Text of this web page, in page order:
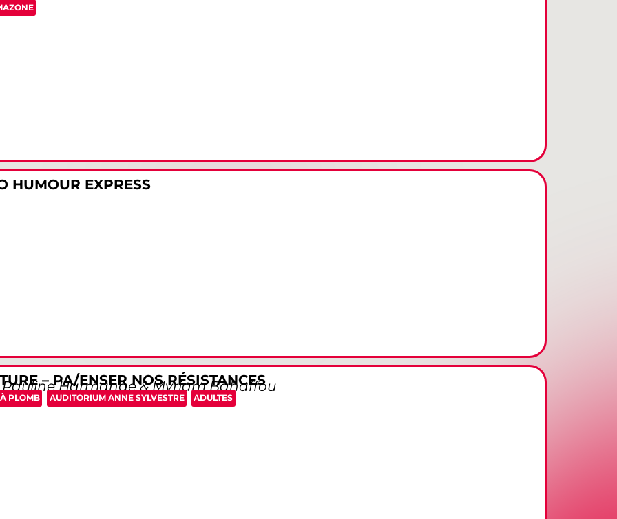
HUMOUR EXPRESS
– PA/ENSER NOS RÉSISTANCES
Harmange & Myriam Bahaffou
PLOMB AUDITORIUM ANNE SYLVESTRE ADULTES